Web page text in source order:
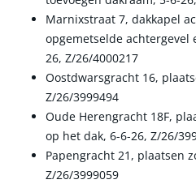
Marnixstraat 7, dakkapel
opgemetselde achtergevel
26, Z/26/4000217
Oostdwarsgracht 16,
Z/26/3999494
Oude Herengracht 18F,
op het dak, 6-6-26, Z/26/
Papengracht 21, plaatsen
Z/26/3999059